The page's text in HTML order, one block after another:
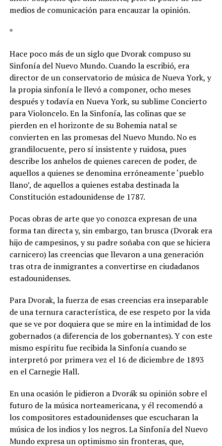
medios de comunicación para encauzar la opinión.
*
Hace poco más de un siglo que Dvorak compuso su
Sinfonía del Nuevo Mundo. Cuando la escribió, era
director de un conservatorio de música de Nueva York, y
la propia sinfonía le llevó a componer, ocho meses
después y todavía en Nueva York, su sublime Concierto
para Violoncelo. En la Sinfonía, las colinas que se
pierden en el horizonte de su Bohemia natal se
convierten en las promesas del Nuevo Mundo. No es
grandilocuente, pero sí insistente y ruidosa, pues
describe los anhelos de quienes carecen de poder, de
aquellos a quienes se denomina erróneamente ‘pueblo
llano’, de aquellos a quienes estaba destinada la
Constitución estadounidense de 1787.
Pocas obras de arte que yo conozca expresan de una
forma tan directa y, sin embargo, tan brusca (Dvorak era
hijo de campesinos, y su padre soñaba con que se hiciera
carnicero) las creencias que llevaron a una generación
tras otra de inmigrantes a convertirse en ciudadanos
estadounidenses.
Para Dvorak, la fuerza de esas creencias era inseparable
de una ternura característica, de ese respeto por la vida
que se ve por doquiera que se mire en la intimidad de los
gobernados (a diferencia de los gobernantes). Y con este
mismo espíritu fue recibida la Sinfonía cuando se
interpretó por primera vez el 16 de diciembre de 1893
en el Carnegie Hall.
En una ocasión le pidieron a Dvorák su opinión sobre el
futuro de la música norteamericana, y él recomendó a
los compositores estadounidenses que escucharan la
música de los indios y los negros. La Sinfonía del Nuevo
Mundo expresa un optimismo sin fronteras, que,